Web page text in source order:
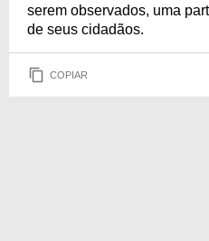
serem observados, uma
de seus cidadãos.
COPIAR